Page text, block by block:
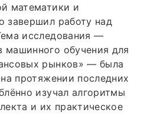
математики и
завершил работу над
исследования —
обучения для
рынков» — была
протяжении последних
изучал алгоритмы
и их практическое